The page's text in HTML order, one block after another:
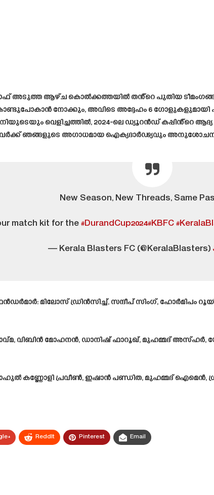
അടുത്ത ആഴ്ച കൊൽക്കത്തയിൽ തൻ്റെ പുതിയ
നോക്കും, അവിടെ അദ്ദേഹം 6
വെളിച്ചത്തിൽ, 2024-ലെ ഡ്യൂറൻഡ് കപ്പിൻ്റെ ആദ്യ
ഞങ്ങളുടെ അഗാധമായ ഐക്യദാർഢ്യവും
New Season, New Threads, Same
match kit for the #DurandCup2024#KBFC
— Kerala Blasters FC (@KeralaBlasters)
മിലോസ് ഡ്രിൻസിച്ച്, സന്ദീപ് സിംഗ്,
വിബിൻ മോഹനൻ, ഡാനിഷ് ഫാറൂഖ്, മുഹമ്മദ്
കണ്ണോളി പ്രവീൺ, ഇഷാൻ പണ്ഡിത, മുഹമ്മദ്
ReddIt Pinterest Email